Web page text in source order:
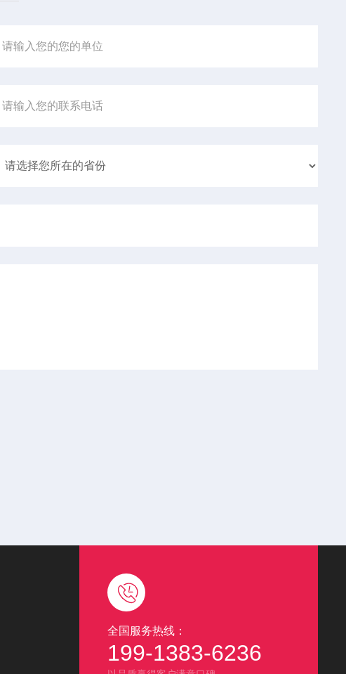
全国服务热线：
199-1383-6236